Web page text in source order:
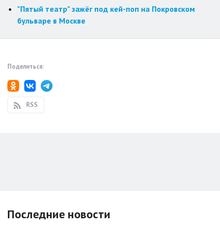
"Пятый театр" зажёг под кей-поп на Покровском
бульваре в Москве
Поделиться:
RSS
Последние новости